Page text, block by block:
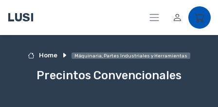
LUSI
Home Máquinaria, Partes Industriales y Herramientas
Precintos Convencionales